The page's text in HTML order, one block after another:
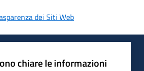
dei Siti Web
chiare le informazioni